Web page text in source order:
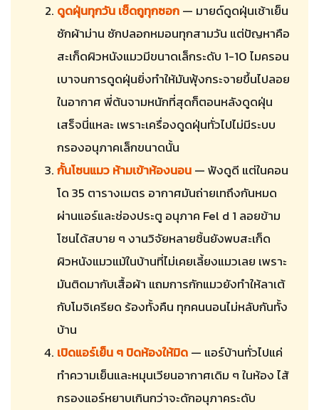
ดูดฝุ่นทุกวัน เช็ดถูทุกซอก— มายด์ดูดฝุ่นเช้าเย็น
ซักผ้าม่าน ซักปลอกหมอนทุกสามวัน แต่ปัญหาคือ
สะเก็ดผิวหนังแมวมีขนาดเล็กระดับ 1-10 ไมครอน
เบาจนการดูดฝุ่นยิ่งทำให้มันฟุ้งกระจายขึ้นไปลอย
ในอากาศ พี่ต้นจามหนักที่สุดก็ตอนหลังดูดฝุ่น
เสร็จนี่แหละ เพราะเครื่องดูดฝุ่นทั่วไปไม่มีระบบ
กรองอนุภาคเล็กขนาดนั้น
กั้นโซนแมว ห้ามเข้าห้องนอน— ฟังดูดี แต่ในคอน
โด 35 ตารางเมตร อากาศมันถ่ายเทถึงกันหมด
ผ่านแอร์และช่องประตู อนุภาค Fel d 1 ลอยข้าม
โซนได้สบาย ๆ งานวิจัยหลายชิ้นยังพบสะเก็ด
ผิวหนังแมวแม้ในบ้านที่ไม่เคยเลี้ยงแมวเลย เพราะ
มันติดมากับเสื้อผ้า แถมการกักแมวยังทำให้ลาเต้
กับโมจิเครียด ร้องทั้งคืน ทุกคนนอนไม่หลับกันทั้ง
บ้าน
เปิดแอร์เย็น ๆ ปิดห้องให้มิด— แอร์บ้านทั่วไปแค่
ทำความเย็นและหมุนเวียนอากาศเดิม ๆ ในห้อง ไส้
กรองแอร์หยาบเกินกว่าจะดักอนุภาคระดับ